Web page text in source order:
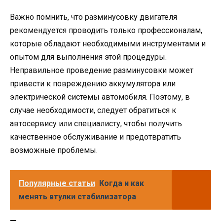
Важно помнить, что разминусовку двигателя
рекомендуется проводить только профессионалам,
которые обладают необходимыми инструментами и
опытом для выполнения этой процедуры.
Неправильное проведение разминусовки может
привести к повреждению аккумулятора или
электрической системы автомобиля. Поэтому, в
случае необходимости, следует обратиться к
автосервису или специалисту, чтобы получить
качественное обслуживание и предотвратить
возможные проблемы.
Популярные статьи Когда и как
менять втулки стабилизатора